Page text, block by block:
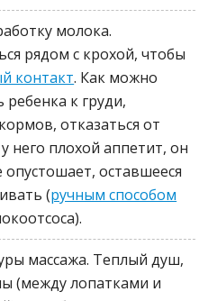
молока.
рядом с крохой, чтобы
контакт. Как можно
к груди,
отказаться от
него плохой аппетит, он
оставшееся
(ручным способом
массажа. Теплый душ,
(между лопатками и